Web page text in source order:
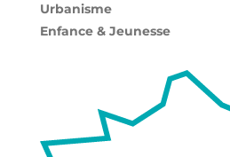
Urbanisme
Enfance & Jeunesse